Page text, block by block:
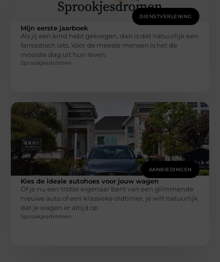
DIENSTVERLENING
Mijn eerste jaarboek
Als jij een kind hebt gekregen, dan is dat natuurlijk een
fantastisch iets. Voor de meeste mensen is het de
mooiste dag uit hun leven;
Sprookjesdromen
AANBIEDINGEN
Kies de ideale autohoes voor jouw wagen
Of je nu een trotse eigenaar bent van een glimmende
nieuwe auto of een klassieke oldtimer, je wilt natuurlijk
dat je wagen er altijd op
Sprookjesdromen